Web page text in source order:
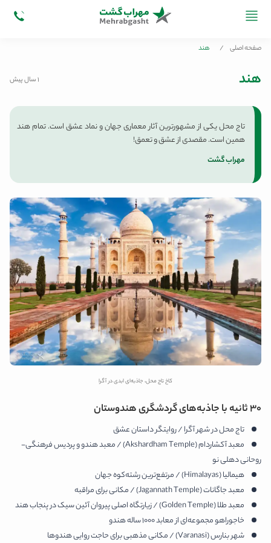
صفحه اصلی / هند
هند 1 سال پیش
تاج محل یکی از مشهورترین آثار معماری جهان و نماد عشق است. تمام هند
همین است. مقصدی از عشق و تعمق!
مهراب گشت
کاخ تاج محل، جاذبه‌ای ابدی در آگرا
30 ثانیه با جاذبه‌های گردشگری هندوستان
تاج محل در شهر آگرا / روایتگر داستان عشق
معبد آکشاردام (Akshardham Temple) / معبد هندو و پردیس فرهنگی-
روحانی دهلی نو
هیمالیا (Himalayas) / مرتفع‌ترین رشته‌کوه جهان
معبد جاگانات (Jagannath Temple) / مکانی برای مراقبه
معبد طلا (Golden Temple) / زیارتگاه اصلی پیروان آئین سیک در پنجاب هند
خاجوراهو مجموعه‌ای از معابد 1000 ساله هندو
شهر بنارس (Varanasi) / مکانی مذهبی برای حاجت روایی هندوها